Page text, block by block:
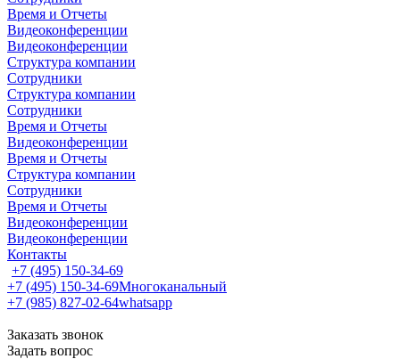
Время и Отчеты
Видеоконференции
Видеоконференции
Структура компании
Сотрудники
Структура компании
Сотрудники
Время и Отчеты
Видеоконференции
Время и Отчеты
Структура компании
Сотрудники
Время и Отчеты
Видеоконференции
Видеоконференции
Контакты
+7 (495) 150-34-69
+7 (495) 150-34-69Многоканальный
+7 (985) 827-02-64whatsapp
Заказать звонок
Задать вопрос